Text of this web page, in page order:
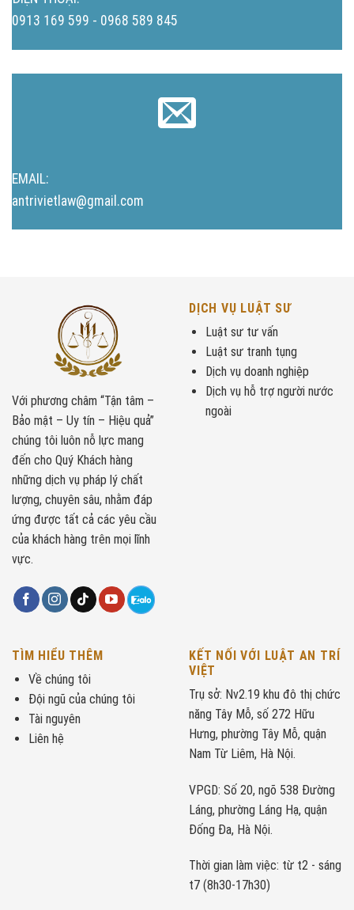
0913 169 599 - 0968 589 845
EMAIL:
antrivietlaw@gmail.com
Với phương châm “Tận tâm –
Bảo mật – Uy tín – Hiệu quả”
chúng tôi luôn nỗ lực mang
đến cho Quý Khách hàng
những dịch vụ pháp lý chất
lượng, chuyên sâu, nhằm đáp
ứng được tất cả các yêu cầu
của khách hàng trên mọi lĩnh
vực.
DỊCH VỤ LUẬT SƯ
Luật sư tư vấn
Luật sư tranh tụng
Dịch vụ doanh nghiệp
Dịch vụ hỗ trợ người nước
ngoài
TÌM HIỂU THÊM
Về chúng tôi
Đội ngũ của chúng tôi
Tài nguyên
Liên hệ
KẾT NỐI VỚI LUẬT AN TRÍ
VIỆT
Trụ sở: Nv2.19 khu đô thị chức
năng Tây Mỗ, số 272 Hữu
Hưng, phường Tây Mỗ, quận
Nam Từ Liêm, Hà Nội.
VPGD: Số 20, ngõ 538 Đường
Láng, phường Láng Hạ, quận
Đống Đa, Hà Nội.
Thời gian làm việc: từ t2 - sáng
t7 (8h30-17h30)